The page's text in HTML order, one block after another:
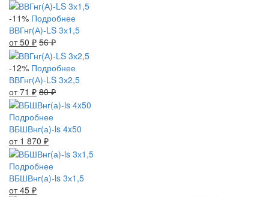
-11% Подробнее
ВВГнг(А)-LS 3х1,5
от 50 ₽ 56₽
-12% Подробнее
ВВГнг(А)-LS 3х2,5
от 71 ₽ 80₽
Подробнее
ВБШВнг(а)-ls 4x50
от 1 870 ₽
Подробнее
ВБШВнг(а)-ls 3х1,5
от 45 ₽